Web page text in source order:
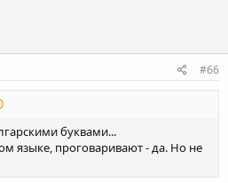
#66
буквами...
языке, проговаривают - да. Но не